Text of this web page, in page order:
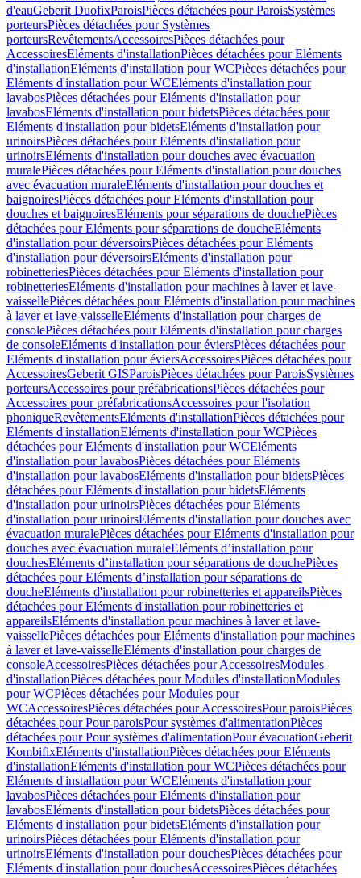
d'eauGeberit DuofixParoisPièces détachées pour ParoisSystèmes
porteursPièces détachées pour Systèmes
porteursRevêtementsAccessoiresPièces détachées pour
AccessoiresEléments d'installationPièces détachées pour Eléments
d'installationEléments d'installation pour WCPièces détachées pour
Eléments d'installation pour WCEléments d'installation pour
lavabosPièces détachées pour Eléments d'installation pour
lavabosEléments d'installation pour bidetsPièces détachées pour
Eléments d'installation pour bidetsEléments d'installation pour
urinoirsPièces détachées pour Eléments d'installation pour
urinoirsEléments d'installation pour douches avec évacuation
muralePièces détachées pour Eléments d'installation pour douches
avec évacuation muraleEléments d'installation pour douches et
baignoiresPièces détachées pour Eléments d'installation pour
douches et baignoiresEléments pour séparations de douchePièces
détachées pour Eléments pour séparations de doucheEléments
d'installation pour déversoirsPièces détachées pour Eléments
d'installation pour déversoirsEléments d'installation pour
robinetteriesPièces détachées pour Eléments d'installation pour
robinetteriesEléments d'installation pour machines à laver et lave-
vaissellePièces détachées pour Eléments d'installation pour machines
à laver et lave-vaisselleEléments d'installation pour charges de
consolePièces détachées pour Eléments d'installation pour charges
de consoleEléments d'installation pour éviersPièces détachées pour
Eléments d'installation pour éviersAccessoiresPièces détachées pour
AccessoiresGeberit GISParoisPièces détachées pour ParoisSystèmes
porteursAccessoires pour préfabricationsPièces détachées pour
Accessoires pour préfabricationsAccessoires pour l'isolation
phoniqueRevêtementsEléments d'installationPièces détachées pour
Eléments d'installationEléments d'installation pour WCPièces
détachées pour Eléments d'installation pour WCEléments
d'installation pour lavabosPièces détachées pour Eléments
d'installation pour lavabosEléments d'installation pour bidetsPièces
détachées pour Eléments d'installation pour bidetsEléments
d'installation pour urinoirsPièces détachées pour Eléments
d'installation pour urinoirsEléments d'installation pour douches avec
évacuation muralePièces détachées pour Eléments d'installation pour
douches avec évacuation muraleEléments d’installation pour
douchesEléments d’installation pour séparations de douchePièces
détachées pour Eléments d’installation pour séparations de
doucheEléments d'installation pour robinetteries et appareilsPièces
détachées pour Eléments d'installation pour robinetteries et
appareilsEléments d'installation pour machines à laver et lave-
vaissellePièces détachées pour Eléments d'installation pour machines
à laver et lave-vaisselleEléments d'installation pour charges de
consoleAccessoiresPièces détachées pour AccessoiresModules
d'installationPièces détachées pour Modules d'installationModules
pour WCPièces détachées pour Modules pour
WCAccessoiresPièces détachées pour AccessoiresPour paroisPièces
détachées pour Pour paroisPour systèmes d'alimentationPièces
détachées pour Pour systèmes d'alimentationPour évacuationGeberit
KombifixEléments d'installationPièces détachées pour Eléments
d'installationEléments d'installation pour WCPièces détachées pour
Eléments d'installation pour WCEléments d'installation pour
lavabosPièces détachées pour Eléments d'installation pour
lavabosEléments d'installation pour bidetsPièces détachées pour
Eléments d'installation pour bidetsEléments d'installation pour
urinoirsPièces détachées pour Eléments d'installation pour
urinoirsEléments d'installation pour douchesPièces détachées pour
Eléments d'installation pour douchesAccessoiresPièces détachées